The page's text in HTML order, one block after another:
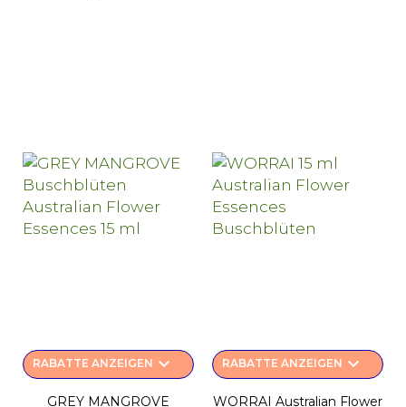
RABATTE ANZEIGEN keyboard_arrow_down
GREY MANGROVE
RABATTE ANZEIGEN keyboard_arrow_down
WORRAI Australian Flower